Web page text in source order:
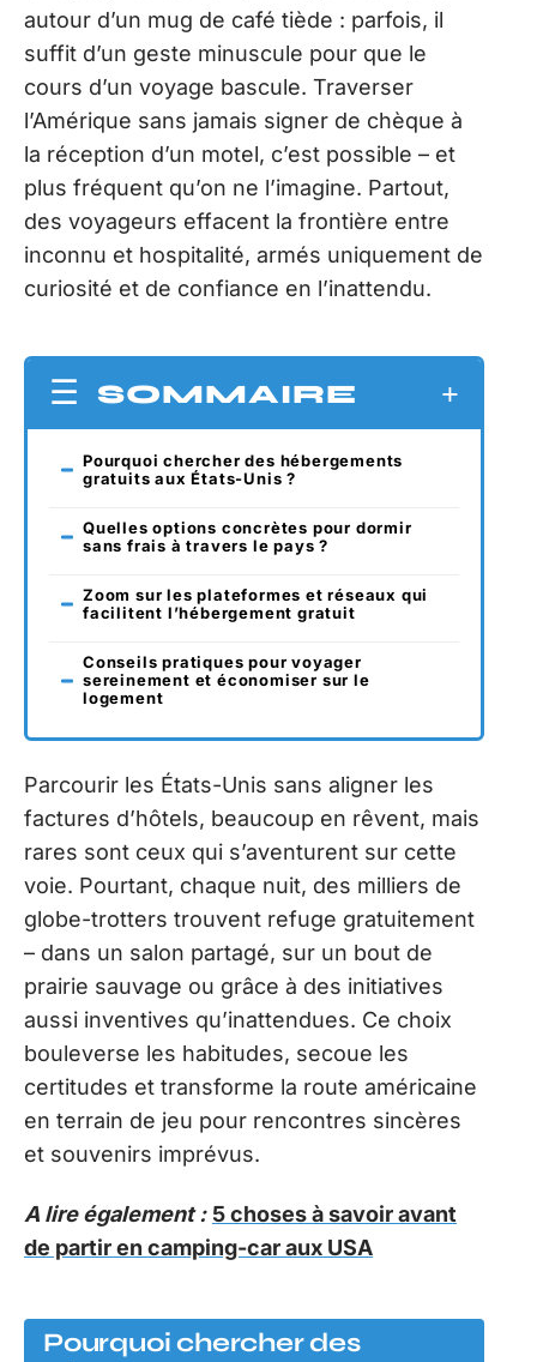
autour d’un mug de café tiède : parfois, il
suffit d’un geste minuscule pour que le
cours d’un voyage bascule. Traverser
l’Amérique sans jamais signer de chèque à
la réception d’un motel, c’est possible – et
plus fréquent qu’on ne l’imagine. Partout,
des voyageurs effacent la frontière entre
inconnu et hospitalité, armés uniquement de
curiosité et de confiance en l’inattendu.
SOMMAIRE
Pourquoi chercher des hébergements
gratuits aux États-Unis ?
Quelles options concrètes pour dormir
sans frais à travers le pays ?
Zoom sur les plateformes et réseaux qui
facilitent l’hébergement gratuit
Conseils pratiques pour voyager
sereinement et économiser sur le
logement
Parcourir les États-Unis sans aligner les
factures d’hôtels, beaucoup en rêvent, mais
rares sont ceux qui s’aventurent sur cette
voie. Pourtant, chaque nuit, des milliers de
globe-trotters trouvent refuge gratuitement
– dans un salon partagé, sur un bout de
prairie sauvage ou grâce à des initiatives
aussi inventives qu’inattendues. Ce choix
bouleverse les habitudes, secoue les
certitudes et transforme la route américaine
en terrain de jeu pour rencontres sincères
et souvenirs imprévus.
A lire également : 5 choses à savoir avant
de partir en camping-car aux USA
Pourquoi chercher des